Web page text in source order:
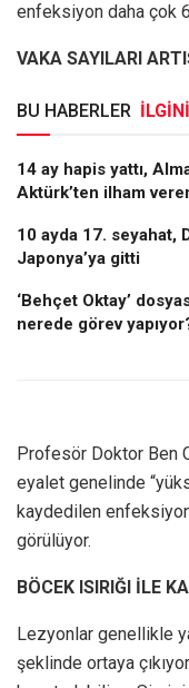
enfeksiyon daha çok
VAKA SAYILARI
BU HABERLER
14 ay hapis yattı,
Aktürk’ten ilham
10 ayda 17. seyahat,
Japonya’ya gitti
‘Behçet Oktay’
nerede görev
Profesör Doktor Ben
eyalet genelinde
kaydedilen
görülüyor.
BÖCEK ISIRIĞI İLE
Lezyonlar genellikle
şeklinde ortaya